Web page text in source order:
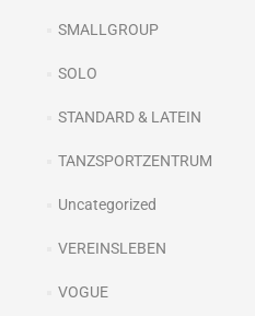
SMALLGROUP
SOLO
STANDARD & LATEIN
TANZSPORTZENTRUM
Uncategorized
VEREINSLEBEN
VOGUE